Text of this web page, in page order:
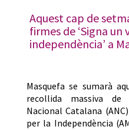
Aquest cap de
firmes de ‘Signa un
independència’ a
Masquefa se sumarà
recollida massiva de
Nacional Catalana
per la Independència